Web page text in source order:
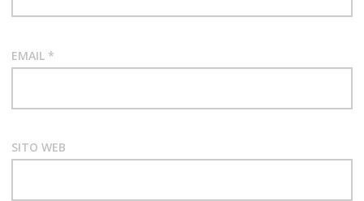
EMAIL *
SITO WEB